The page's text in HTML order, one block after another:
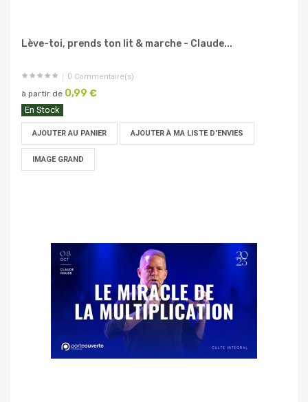
Lève-toi, prends ton lit & marche - Claude...
0 Commentaire(s)
à partir de 0,99 €
En Stock
AJOUTER AU PANIER AJOUTER À MA LISTE D'ENVIES
IMAGE GRAND